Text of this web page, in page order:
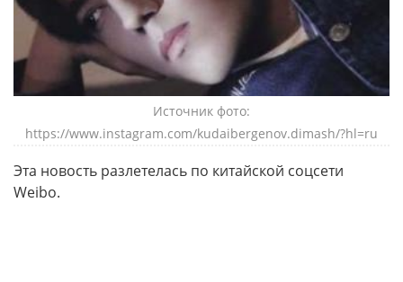
Источник фото:
https://www.instagram.com/kudaibergenov.dimash/?hl=ru
Эта новость разлетелась по китайской соцсети
Weibo.